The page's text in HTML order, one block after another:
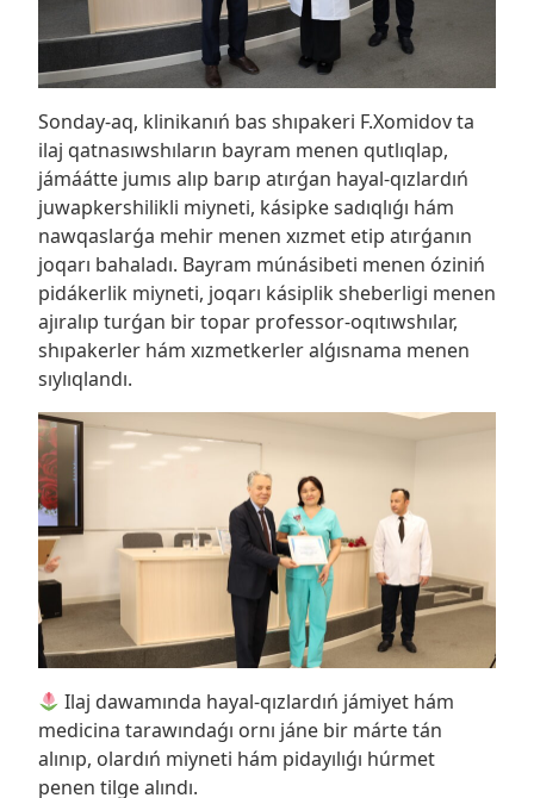
Sonday-aq, klinikanıń bas shıpakeri F.Xomidov ta
ilaj qatnasıwshıların bayram menen qutlıqlap,
jámáátte jumıs alıp barıp atırǵan hayal-qızlardıń
juwapkershilikli miyneti, kásipke sadıqlıǵı hám
nawqaslarǵa mehir menen xızmet etip atırǵanın
joqarı bahaladı. Bayram múnásibeti menen óziniń
pidákerlik miyneti, joqarı kásiplik sheberligi menen
ajıralıp turǵan bir topar professor-oqıtıwshılar,
shıpakerler hám xızmetkerler alǵısnama menen
sıylıqlandı.
Ilaj dawamında hayal-qızlardıń jámiyet hám
medicina tarawındaǵı ornı jáne bir márte tán
alınıp, olardıń miyneti hám pidayılıǵı húrmet
penen tilge alındı.